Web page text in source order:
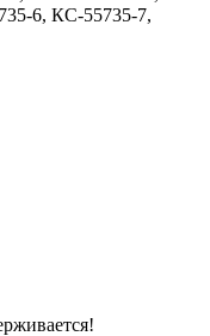
6, КС-55735-7,